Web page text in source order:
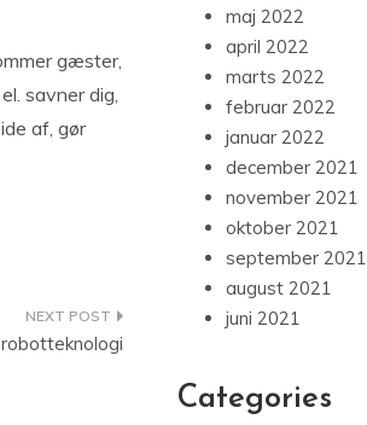
gæster,
savner dig,
af, gør
maj 2022
april 2022
marts 2022
februar 2022
januar 2022
december 2021
november 2021
oktober 2021
september 2021
august 2021
juni 2021
Categories